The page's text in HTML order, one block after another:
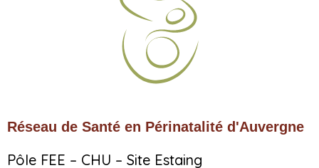
Réseau de Santé en Périnatalité d'Auvergne
Pôle FEE – CHU – Site Estaing